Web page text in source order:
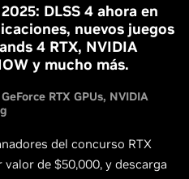
DLSS 4 ahora en
nuevos juegos
4 RTX, NVIDIA
y mucho más.
GeForce RTX GPUs NVIDIA
del concurso RTX
de $50,000, y descarga